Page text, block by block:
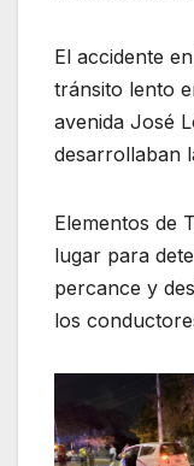
El accidente
tránsito lento
avenida José
desarrollaban
Elementos de
lugar para
percance y
los